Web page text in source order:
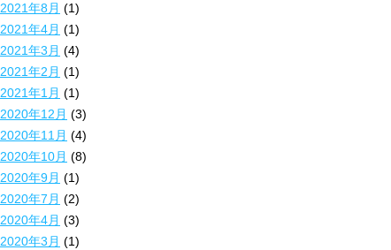
2021年8月 (1)
2021年4月 (1)
2021年3月 (4)
2021年2月 (1)
2021年1月 (1)
2020年12月 (3)
2020年11月 (4)
2020年10月 (8)
2020年9月 (1)
2020年7月 (2)
2020年4月 (3)
2020年3月 (1)